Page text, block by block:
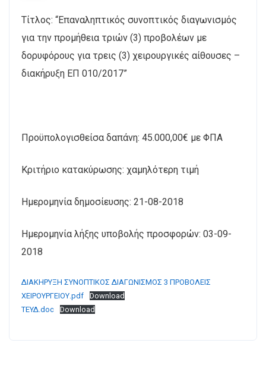
Τίτλος: “Επαναληπτικός συνοπτικός διαγωνισμός
για την προμήθεια τριών (3) προβολέων με
δορυφόρους για τρεις (3) χειρουργικές αίθουσες –
διακήρυξη ΕΠ 010/2017”
Προϋπολογισθείσα δαπάνη: 45.000,00€ με ΦΠΑ
Κριτήριο κατακύρωσης: χαμηλότερη τιμή
Ημερομηνία δημοσίευσης: 21-08-2018
Ημερομηνία λήξης υποβολής προσφορών: 03-09-
2018
ΔΙΑΚΗΡΥΞΗ ΣΥΝΟΠΤΙΚΟΣ ΔΙΑΓΩΝΙΣΜΟΣ 3 ΠΡΟΒΟΛΕΙΣ
ΧΕΙΡΟΥΡΓΕΙΟΥ.pdf
Download
ΤΕΥΔ.doc
Download